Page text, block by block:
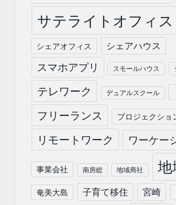
サテライトオフィス
シェアオフィス シェアハウス
スマホアプリ スモールハウス
テレワーク デュアルスクール
フリーランス プロジェクショ
リモートワーク ワーケー
事業会社 南房総 地域商社 地
奄美大島 子育て移住 宮崎